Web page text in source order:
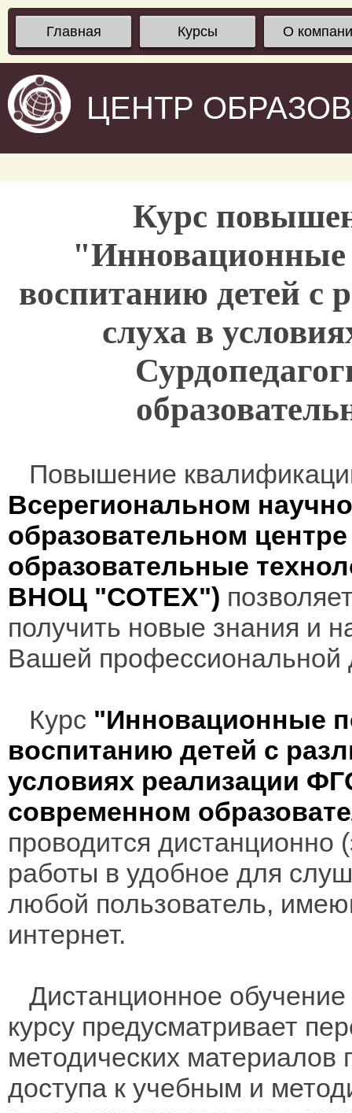
Главная Курсы О
ЦЕНТР
Курс
"Инновационные
воспитанию детей
слуха в
Повышение
Всерегиональном
образовательном
образовательные
ВНОЦ "СОТЕХ")
получить новые знания и
Вашей профессиональной
Курс "Инновационные
воспитанию детей с
условиях реализации
современном
проводится дистанционно
работы в удобное для
любой пользователь,
интернет.
Дистанционное
курсу предусматривает
методических материалов
доступа к учебным и